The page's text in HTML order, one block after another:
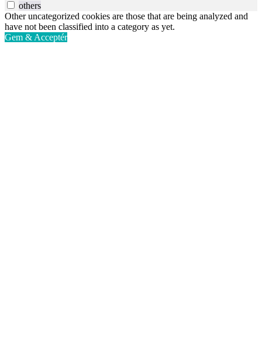
others
Other uncategorized cookies are those that are being analyzed and
have not been classified into a category as yet.
Gem & Acceptér